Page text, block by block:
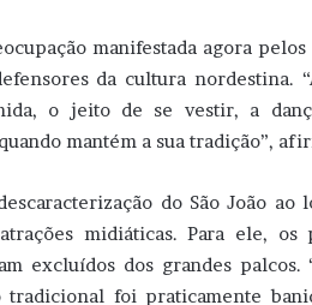
manifestada agora
da cultura nordestina.
o jeito de se vestir, a
mantém a sua tradição”,
do São João ao
midiáticas. Para ele,
excluídos dos grandes
foi praticamente